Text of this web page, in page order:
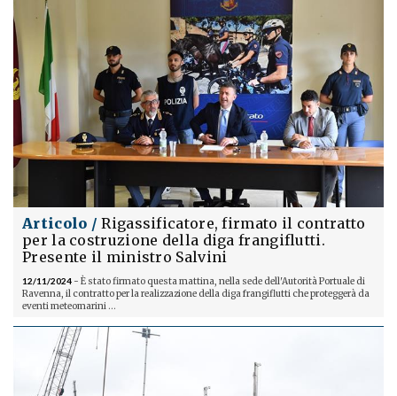
Articolo / Rigassificatore, firmato il contratto
per la costruzione della diga frangiflutti.
Presente il ministro Salvini
12/11/2024 - È stato firmato questa mattina, nella sede dell'Autorità Portuale di
Ravenna, il contratto per la realizzazione della diga frangiflutti che proteggerà da
eventi meteomarini ...